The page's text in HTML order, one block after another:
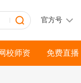
官方号
校师资 免费直播